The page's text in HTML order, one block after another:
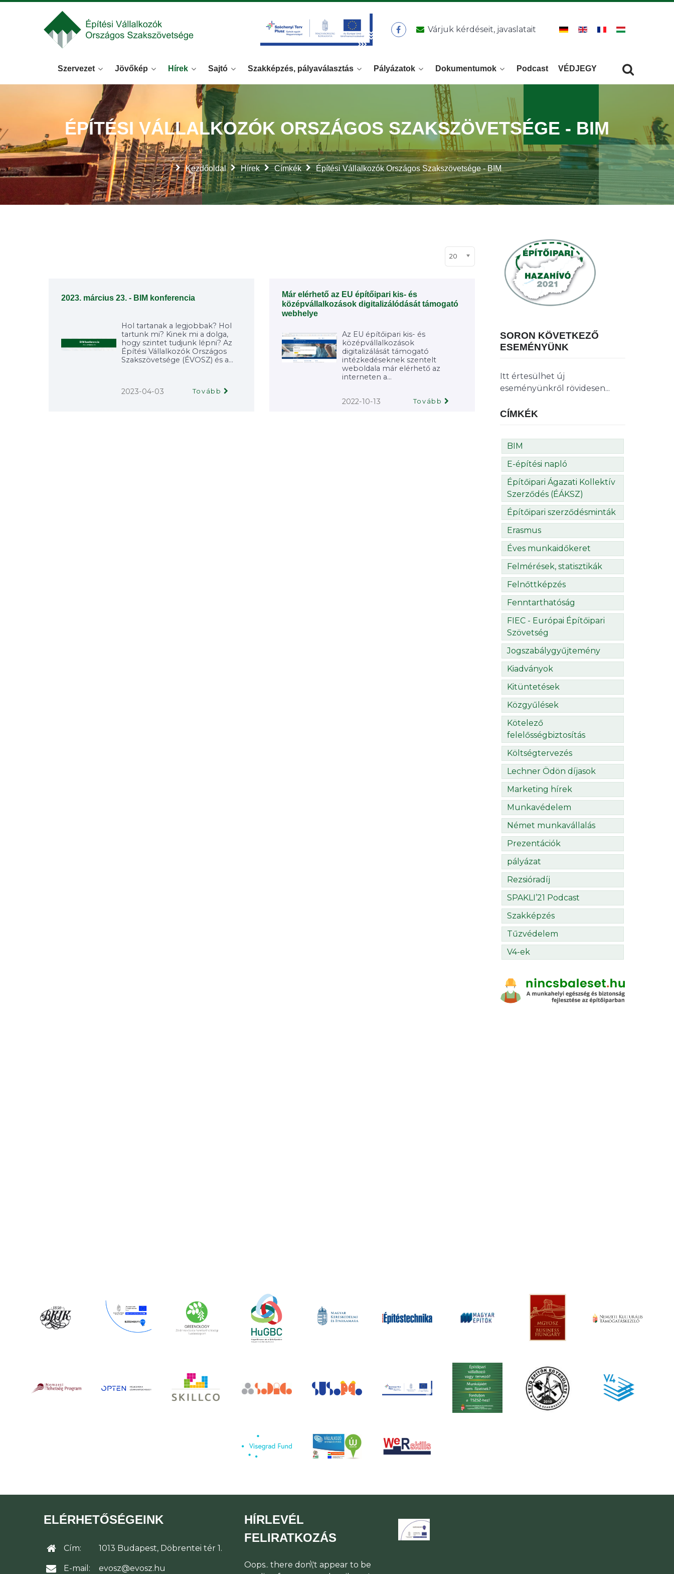
Várjuk kérdéseit, javaslatait
Szervezet Jövőkép Hírek Sajtó Szakképzés, pályaválasztás Pályázatok Dokumentumok Podcast VÉDJEGY
Kezdőoldal Hírek Címkék Építési Vállalkozók Országos Szakszövetsége - BIM
ÉPÍTÉSI VÁLLALKOZÓK ORSZÁGOS SZAKSZÖVETSÉGE - BIM
Tételek #
20
2023. március 23. - BIM konferencia
Hol tartanak a legjobbak? Hol
tartunk mi? Kinek mi a dolga,
hogy szintet tudjunk lépni? Az
Építési Vállalkozók Országos
Szakszövetsége (ÉVOSZ) és a...
2023-04-03 Tovább
Már elérhető az EU építőipari kis- és
középvállalkozások digitalizálódását támogató
webhelye
Az EU építőipari kis- és
középvállalkozások
digitalizálását támogató
intézkedéseknek szentelt
weboldala már elérhető az
interneten a...
2022-10-13 Tovább
SORON KÖVETKEZŐ
ESEMÉNYÜNK
Itt értesülhet új
eseményünkről rövidesen...
CÍMKÉK
BIM
E-építési napló
Építőipari Ágazati Kollektív
Szerződés (ÉÁKSZ)
Építőipari szerződésminták
Erasmus
Éves munkaidőkeret
Felmérések, statisztikák
Felnőttképzés
Fenntarthatóság
FIEC - Európai Építőipari
Szövetség
Jogszabálygyűjtemény
Kiadványok
Kitüntetések
Közgyűlések
Kötelező
felelősségbiztosítás
Költségtervezés
Lechner Ödön díjasok
Marketing hírek
Munkavédelem
Német munkavállalás
Prezentációk
pályázat
Rezsióradíj
SPAKLI’21 Podcast
Szakképzés
Tűzvédelem
V4-ek
ELÉRHETŐSÉGEINK
Cím: 1013 Budapest, Döbrentei tér 1.
E-mail: evosz@evosz.hu
HÍRLEVÉL
FELIRATKOZÁS
Oops.. there don\'t appear to be